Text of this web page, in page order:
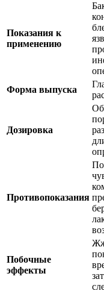
Показания к
применению
Форма выпуска
Дозировка
Противопоказания
Побочные
эффекты